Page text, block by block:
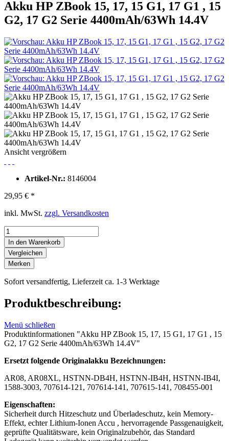
Akku HP ZBook 15, 17, 15 G1, 17 G1 , 15
G2, 17 G2 Serie 4400mAh/63Wh 14.4V
Ansicht vergrößern
Artikel-Nr.: 8146004
29,95 € *
inkl. MwSt. zzgl. Versandkosten
In den Warenkorb
Vergleichen
Merken
Sofort versandfertig, Lieferzeit ca. 1-3 Werktage
Produktbeschreibung:
Menü schließen
Produktinformationen "Akku HP ZBook 15, 17, 15 G1, 17 G1 , 15
G2, 17 G2 Serie 4400mAh/63Wh 14.4V"
Ersetzt folgende Originalakku Bezeichnungen:
AR08, AR08XL, HSTNN-DB4H, HSTNN-IB4H, HSTNN-IB4I,
1588-3003, 707614-121, 707614-141, 707615-141, 708455-001
Eigenschaften:
Sicherheit durch Hitzeschutz und Überladeschutz, kein Memory-
Effekt, echter Lithium-Ionen Accu , hervorragende Passgenauigkeit,
geprüfte Qualitätsware, kein Originalzubehör, das Standard